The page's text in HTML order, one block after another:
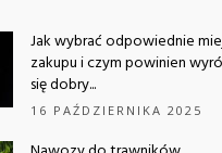
Jak wybrać odpowiednie
zakupu i czym powinien
się dobry...
16 PAŹDZIERNIKA 2025